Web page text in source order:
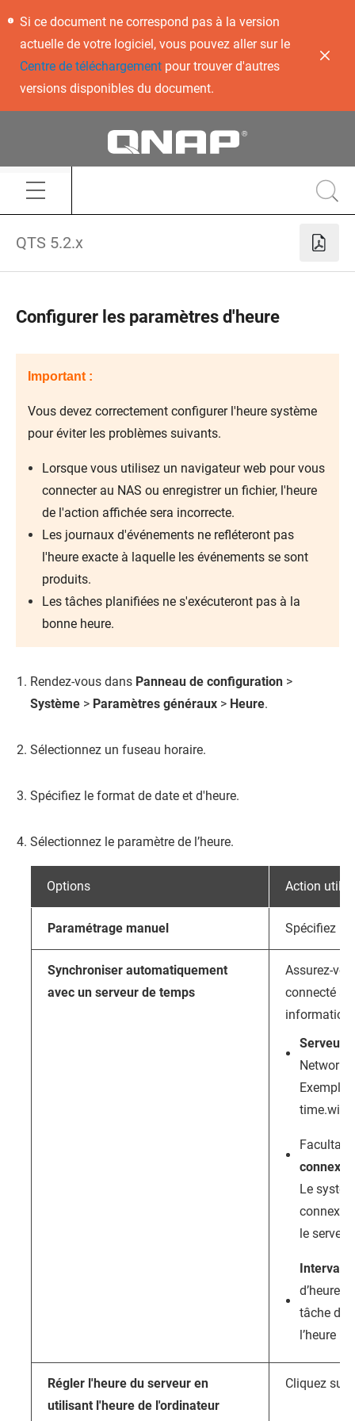
Si ce document ne correspond pas à la version
actuelle de votre logiciel, vous pouvez aller sur le
Centre de téléchargementpour trouver d'autres
versions disponibles du document.
QTS 5.2.x
Configurer les paramètres d'heure
Important :
Vous devez correctement configurer l'heure système
pour éviter les problèmes suivants.
Lorsque vous utilisez un navigateur web pour vous
connecter au NAS ou enregistrer un fichier, l'heure
de l'action affichée sera incorrecte.
Les journaux d'événements ne refléteront pas
l'heure exacte à laquelle les événements se sont
produits.
Les tâches planifiées ne s'exécuteront pas à la
bonne heure.
Rendez-vous dans Panneau de configuration >
Système > Paramètres généraux > Heure.
Sélectionnez un fuseau horaire.
Spécifiez le format de date et d'heure.
Sélectionnez le paramètre de l’heure.
Options Action
Paramétrage manuel Spécifiez la
Synchroniser automatiquement
avec un serveur de temps
Assurez-
connecté à
Serveur
Network
Le
le
d’heures
tâche de
l’heure
Régler l'heure du serveur en
utilisant l'heure de l'ordinateur
Cliquez sur